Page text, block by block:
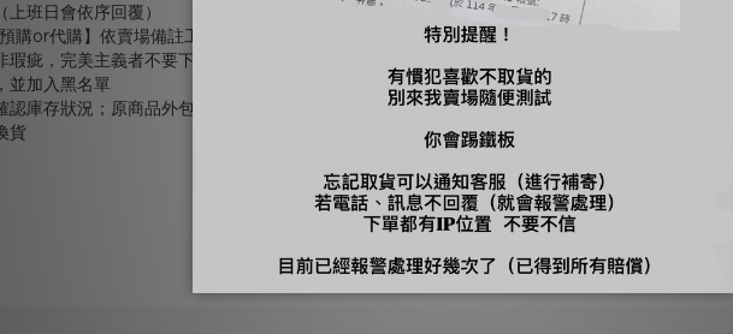
班日會依序回覆）
購or代購】依賣場備註工作天出貨
疵，完美主義者不要下單，自行到店面購買
並加入黑名單
認庫存狀況；原商品外包裝必須保持完整＆吊牌不能拆剪才能退換貨（退換貨須知請詳售後小卡）
貨